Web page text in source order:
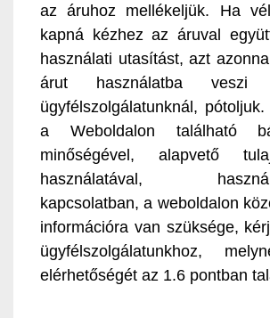
az áruhoz mellékeljük. Ha
kapná kézhez az áruval
használati utasítást, azt
árut használatba
ügyfélszolgálatunknál, pótoljuk.
a Weboldalon található
minőségével, alapvető
használatával,
kapcsolatban, a weboldalon
információra van szüksége,
ügyfélszolgálatunkhoz,
elérhetőségét az 1.6 pontban